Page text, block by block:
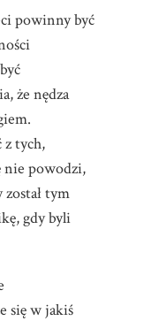
powinny być
że nędza
z tych,
nie powodzi,
tym
gdy byli
się w jakiś